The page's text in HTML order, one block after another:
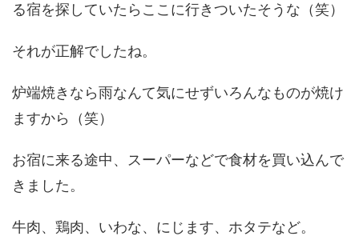
る宿を探していたらここに行きついたそうな（笑）
それが正解でしたね。
炉端焼きなら雨なんて気にせずいろんなものが焼け
ますから（笑）
お宿に来る途中、スーパーなどで食材を買い込んで
きました。
牛肉、鶏肉、いわな、にじます、ホタテなど。